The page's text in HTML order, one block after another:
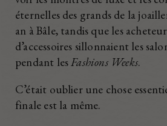
éternelles des grands de la
an à Bâle, tandis que les
d’accessoires sillonnaient les
pendant lesFashions Weeks.
C’était oublier une chose
finale est la même.